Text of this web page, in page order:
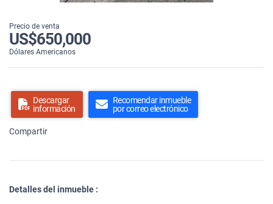
Precio de venta
US$650,000
Dólares Americanos
Descargar
información
Recomendar inmueble
por correo electrónico
Compartir
Detalles del inmueble :